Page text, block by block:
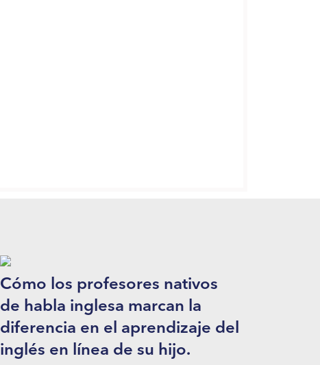
Cómo los profesores nativos
de habla inglesa marcan la
diferencia en el aprendizaje del
inglés en línea de su hijo.